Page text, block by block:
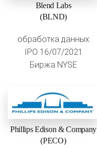
Blend Labs
(BLND)
обработка данных
IPO 16/07/2021
Биржа NYSE
Phillips Edison & Company
(PECO)